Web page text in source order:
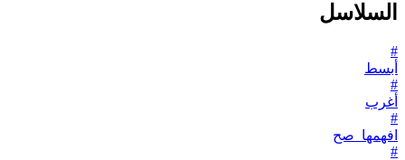
السلاسل
#
أبسط
#
أغرب
#
افهمها_صح
#